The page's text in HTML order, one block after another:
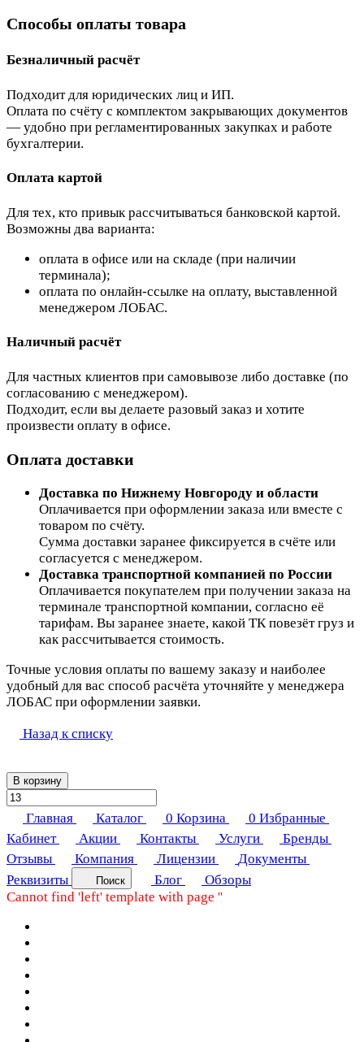
Способы оплаты товара
Безналичный расчёт
Подходит для юридических лиц и ИП.
Оплата по счёту с комплектом закрывающих документов
— удобно при регламентированных закупках и работе
бухгалтерии.
Оплата картой
Для тех, кто привык рассчитываться банковской картой.
Возможны два варианта:
оплата в офисе или на складе (при наличии
терминала);
оплата по онлайн-ссылке на оплату, выставленной
менеджером ЛОБАС.
Наличный расчёт
Для частных клиентов при самовывозе либо доставке (по
согласованию с менеджером).
Подходит, если вы делаете разовый заказ и хотите
произвести оплату в офисе.
Оплата доставки
Доставка по Нижнему Новгороду и области
Оплачивается при оформлении заказа или вместе с
товаром по счёту.
Сумма доставки заранее фиксируется в счёте или
согласуется с менеджером.
Доставка транспортной компанией по России
Оплачивается покупателем при получении заказа на
терминале транспортной компании, согласно её
тарифам. Вы заранее знаете, какой ТК повезёт груз и
как рассчитывается стоимость.
Точные условия оплаты по вашему заказу и наиболее
удобный для вас способ расчёта уточняйте у менеджера
ЛОБАС при оформлении заявки.
Назад к списку
В корзину
Главная Каталог 0 Корзина 0 Избранные
Кабинет
Акции Контакты Услуги
Бренды
Отзывы
Компания Лицензии
Документы
Реквизиты
Поиск Блог
Обзоры
Cannot find 'left' template with page ''